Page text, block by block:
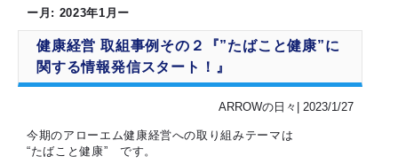
ー月: 2023年1月 ー
健康経営 取組事例その２『”たばこと健康”に
関する情報発信スタート！』
ARROWの日々| 2023/1/27
今期のアローエム健康経営への取り組みテーマは
“たばこと健康” です。